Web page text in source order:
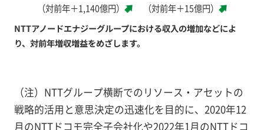
（対前年＋1,140億円）
（対前年＋15億円）
NTTアノードエナジーグループにおける収入の増加などによ
り、対前年増収増益をめざします。
（注）NTTグループ横断でのリソース・アセットの
戦略的活用と意思決定の迅速化を目的に、2020年12
月のNTTドコモ完全子会社化や2022年1月のNTTドコ